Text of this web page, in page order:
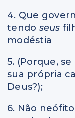
4. Que
tendo seus
modéstia
5. (Porque,
sua própria
Deus?);
6. Não